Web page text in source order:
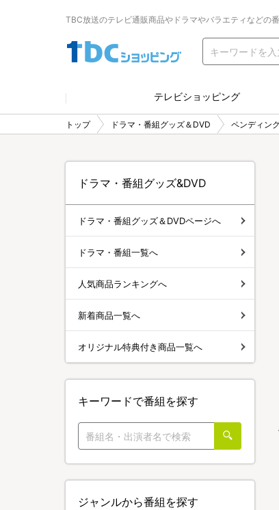
TBC放送のテレビ通販商品やドラマやバラエティなどの
テレビショッピング
トップ ドラマ・番組グッズ＆DVD ペンディン
ドラマ・番組グッズ&DVD
ドラマ・番組グッズ＆DVDページへ
ドラマ・番組一覧へ
人気商品ランキングへ
新着商品一覧へ
オリジナル特典付き商品一覧へ
キーワードで番組を探す
ジャンルから番組を探す